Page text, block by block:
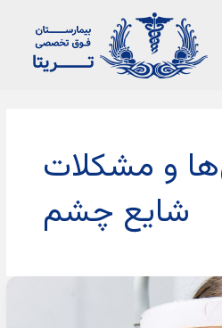
و مشکلات
شایع چشم